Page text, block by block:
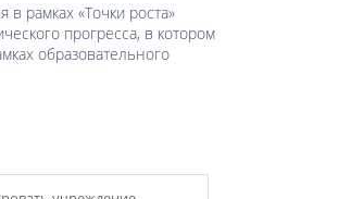
рамках «Точки роста»
прогресса, в котором
образовательного